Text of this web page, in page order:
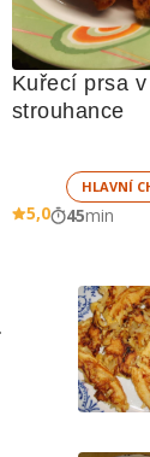
Kuřecí prsa
strouhance
HLAVNÍ
5,0 45min